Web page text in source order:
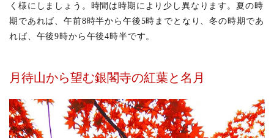
く様にしましょう。時間は時期により少し異なります。夏の時
期であれば、午前8時半から午後5時までとなり、冬の時期であ
れば、午後9時から午後4時半です。
月待山から望む銀閣寺の紅葉と名月